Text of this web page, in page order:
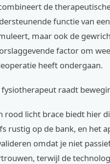
de
functie van
maar ook de
factor om
heeft ondergaan.
fysiotherapeut raadt
rood licht brace biedt hier
rustig op de bank, en het
omdat je niet
terwijl de